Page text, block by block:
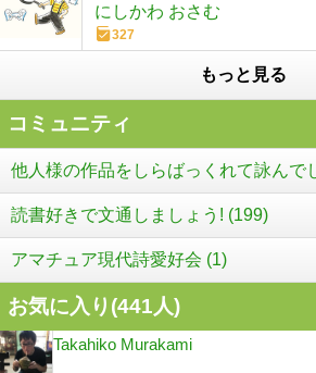
にしかわ おさむ
327
もっと見る
コミュニティ
他人様の作品をしらばっくれて詠んで
読書好きで文通しましょう! (199)
アマチュア現代詩愛好会 (1)
お気に入り(441人)
Takahiko Murakami